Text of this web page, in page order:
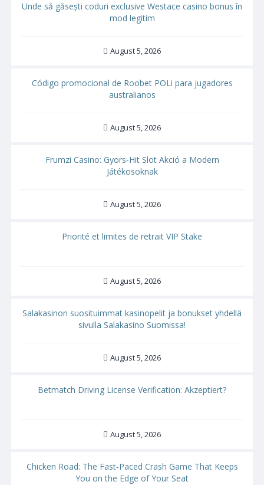
Unde să găsești coduri exclusive Westace casino bonus în
mod legitim
August 5, 2026
Código promocional de Roobet POLi para jugadores
australianos
August 5, 2026
Frumzi Casino: Gyors‑Hit Slot Akció a Modern
Játékosoknak
August 5, 2026
Priorité et limites de retrait VIP Stake
August 5, 2026
Salakasinon suosituimmat kasinopelit ja bonukset yhdellä
sivulla Salakasino Suomissa!
August 5, 2026
Betmatch Driving License Verification: Akzeptiert?
August 5, 2026
Chicken Road: The Fast‑Paced Crash Game That Keeps
You on the Edge of Your Seat